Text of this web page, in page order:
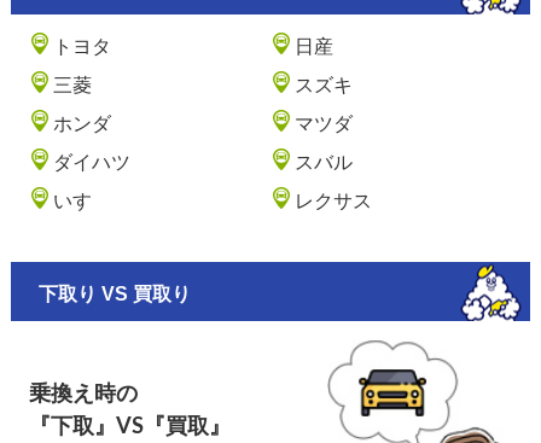
トヨタ
日産
三菱
スズキ
ホンダ
マツダ
ダイハツ
スバル
いすゞ
レクサス
下取り VS 買取り
乗換え時の
『下取』VS『買取』